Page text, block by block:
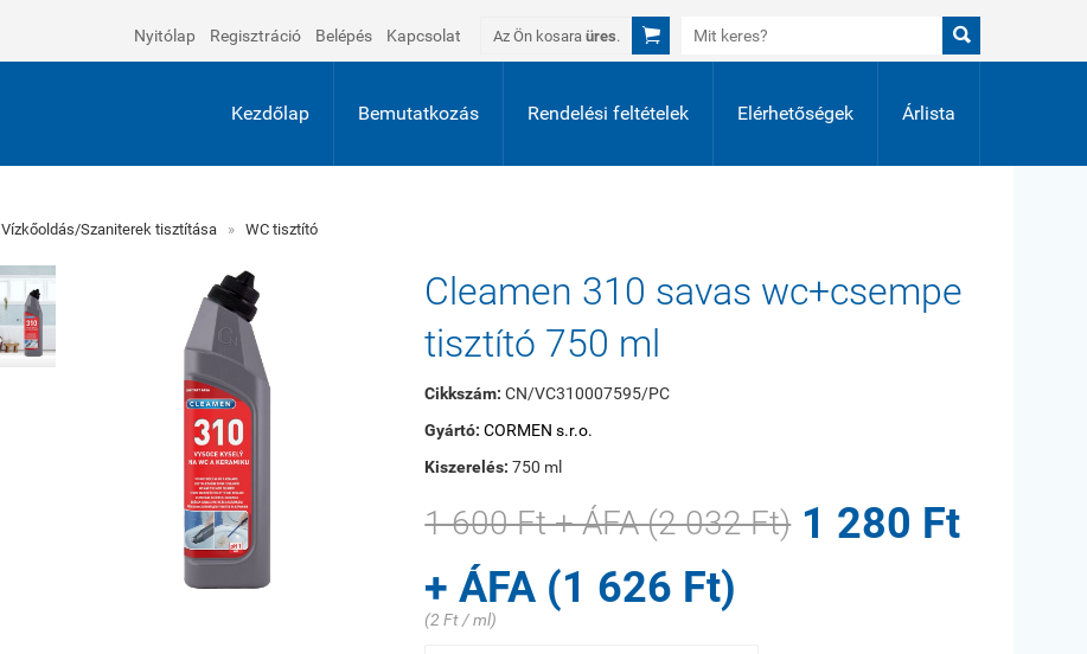
Nyitólap Regisztráció Belépés Kapcsolat Az Ön kosara üres.  
Kezdőlap Bemutatkozás Rendelési feltételek Elérhetőségek Árlista
Vízkőoldás/Szaniterek tisztítása » WC tisztító
Cleamen 310 savas wc+csempe
tisztító 750 ml
Cikkszám: CN/VC310007595/PC
Gyártó:CORMEN s.r.o.
Kiszerelés: 750 ml
1 600 Ft + ÁFA (2 032 Ft) 1 280 Ft
+ ÁFA (1 626 Ft)
(2 Ft / ml)